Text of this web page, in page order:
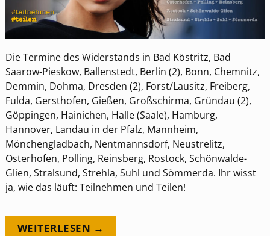
Die Termine des Widerstands in Bad Köstritz, Bad
Saarow-Pieskow, Ballenstedt, Berlin (2), Bonn, Chemnitz,
Demmin, Dohma, Dresden (2), Forst/Lausitz, Freiberg,
Fulda, Gersthofen, Gießen, Großschirma, Gründau (2),
Göppingen, Hainichen, Halle (Saale), Hamburg,
Hannover, Landau in der Pfalz, Mannheim,
Mönchengladbach, Nentmannsdorf, Neustrelitz,
Osterhofen, Polling, Reinsberg, Rostock, Schönwalde-
Glien, Stralsund, Strehla, Suhl und Sömmerda. Ihr wisst
ja, wie das läuft: Teilnehmen und Teilen!
WEITERLESEN →